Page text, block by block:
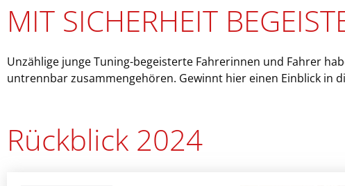
MIT SICHERHEIT
Unzählige junge Tuning-begeisterte Fahrerinnen und Fahrer
untrennbar zusammengehören. Gewinnt hier einen Einblick in
Rückblick 2024